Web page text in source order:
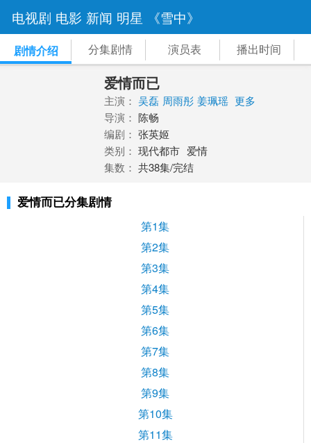
电视剧 电影 新闻 明星 《雪中》
剧情介绍 分集剧情 演员表 播出时间
爱情而已
主演： 吴磊 周雨彤 姜珮瑶 更多
导演： 陈畅
编剧： 张英姬
类别： 现代都市 爱情
集数： 共38集/完结
爱情而已分集剧情
第1集
第2集
第3集
第4集
第5集
第6集
第7集
第8集
第9集
第10集
第11集